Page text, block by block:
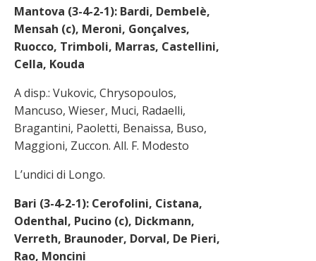
Mantova (3-4-2-1): Bardi, Dembelè,
Mensah (c), Meroni, Gonçalves,
Ruocco, Trimboli, Marras, Castellini,
Cella, Kouda
A disp.: Vukovic, Chrysopoulos,
Mancuso, Wieser, Muci, Radaelli,
Bragantini, Paoletti, Benaissa, Buso,
Maggioni, Zuccon. All. F. Modesto
L’undici di Longo.
Bari (3-4-2-1): Cerofolini, Cistana,
Odenthal, Pucino (c), Dickmann,
Verreth, Braunoder, Dorval, De Pieri,
Rao, Moncini